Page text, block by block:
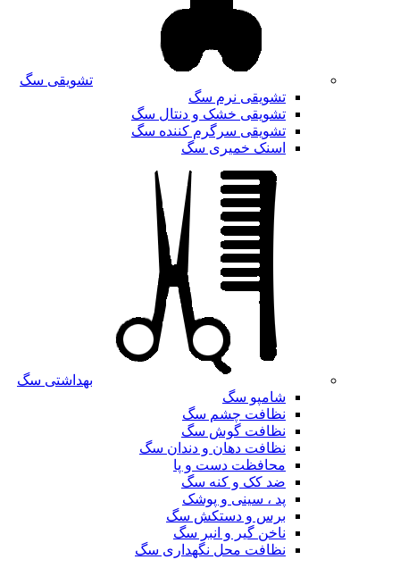
تشویقی سگ
تشویقی نرم سگ
تشویقی خشک و دنتال سگ
تشویقی سرگرم کننده سگ
اسنک خمیری سگ
بهداشتی سگ
شامپو سگ
نظافت چشم سگ
نظافت گوش سگ
نظافت دهان و دندان سگ
محافظت دست و پا
ضد کک و کنه سگ
پد ، سینی و پوشک
برس و دستکش سگ
ناخن گیر و انبر سگ
نظافت محل نگهداری سگ